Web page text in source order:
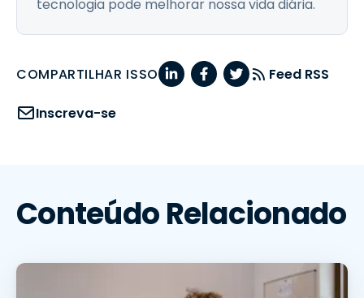
tecnologia pode melhorar nossa vida diária.
COMPARTILHAR ISSO Feed RSS
Inscreva-se
Conteúdo Relacionado